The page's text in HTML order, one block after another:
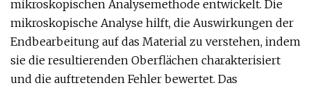
mikroskopischen Analysemethode entwickelt. Die
mikroskopische Analyse hilft, die Auswirkungen der
Endbearbeitung auf das Material zu verstehen, indem
sie die resultierenden Oberflächen charakterisiert
und die auftretenden Fehler bewertet. Das